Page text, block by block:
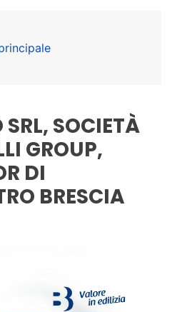
SOCIETÀ
GROUP,
DI
BRESCIA